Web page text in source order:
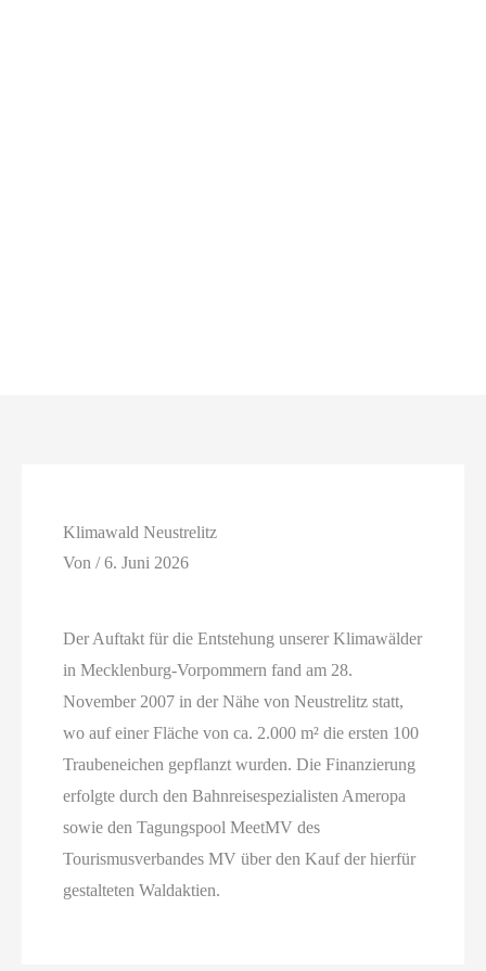
Klimawald Neustrelitz
Von/6. Juni 2026
Der Auftakt für die Entstehung unserer Klimawälder
in Mecklenburg-Vorpommern fand am 28.
November 2007 in der Nähe von Neustrelitz statt,
wo auf einer Fläche von ca. 2.000 m² die ersten 100
Traubeneichen gepflanzt wurden. Die Finanzierung
erfolgte durch den Bahnreisespezialisten Ameropa
sowie den Tagungspool MeetMV des
Tourismusverbandes MV über den Kauf der hierfür
gestalteten Waldaktien.